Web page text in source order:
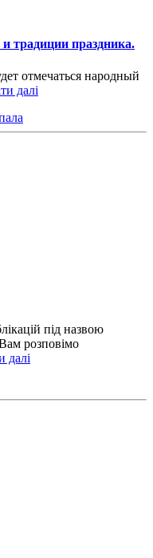
традиции праздника.
отмечаться народный
далі
під назвою
розповімо
далі